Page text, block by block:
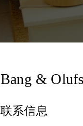
Bang &
联系信息